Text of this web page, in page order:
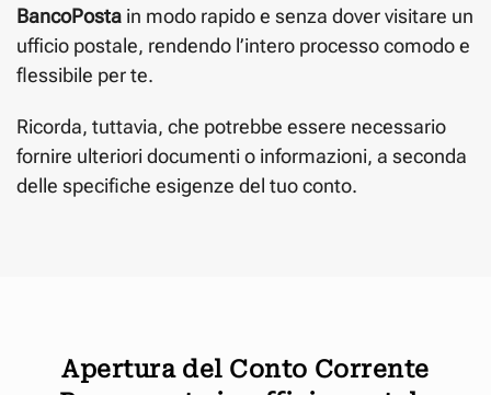
BancoPosta in modo rapido e senza dover visitare un
ufficio postale, rendendo l’intero processo comodo e
flessibile per te.
Ricorda, tuttavia, che potrebbe essere necessario
fornire ulteriori documenti o informazioni, a seconda
delle specifiche esigenze del tuo conto.
Apertura del Conto Corrente